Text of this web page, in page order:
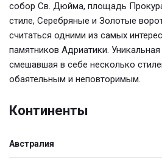
собор Св. Дюйма, площадь
стиле, Серебряные и Золотые
считаться одними из самых
памятников Адриатики. Уникальная
смешавшая в себе несколько
обаятельным и неповторимым.
Континенты
Австралия